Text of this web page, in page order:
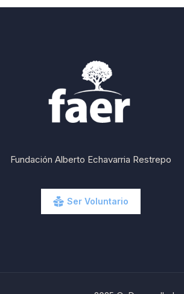
Fundación Alberto Echavarria Restrepo
Ser Voluntario